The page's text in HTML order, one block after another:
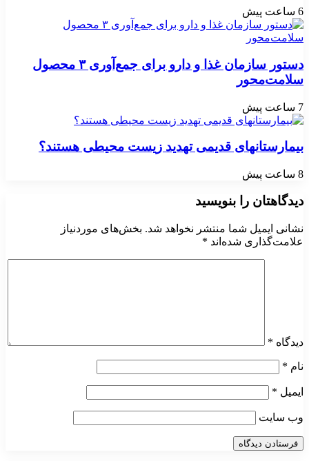
6 ساعت پیش
دستور سازمان غذا و دارو برای جمع‌آوری ۳ محصول
سلامت‌محور
7 ساعت پیش
بیمارستانهای قدیمی تهدید زیست محیطی هستند؟
8 ساعت پیش
دیدگاهتان را بنویسید
نشانی ایمیل شما منتشر نخواهد شد. بخش‌های موردنیاز
علامت‌گذاری شده‌اند *
دیدگاه *
نام *
ایمیل *
وب‌ سایت